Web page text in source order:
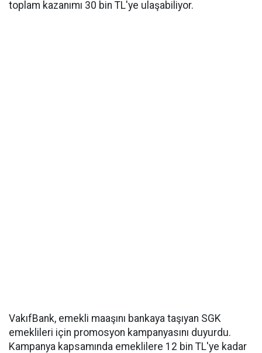
toplam kazanımı 30 bin TL'ye ulaşabiliyor.
VakıfBank, emekli maaşını bankaya taşıyan SGK
emeklileri için promosyon kampanyasını duyurdu.
Kampanya kapsamında emeklilere 12 bin TL'ye kadar